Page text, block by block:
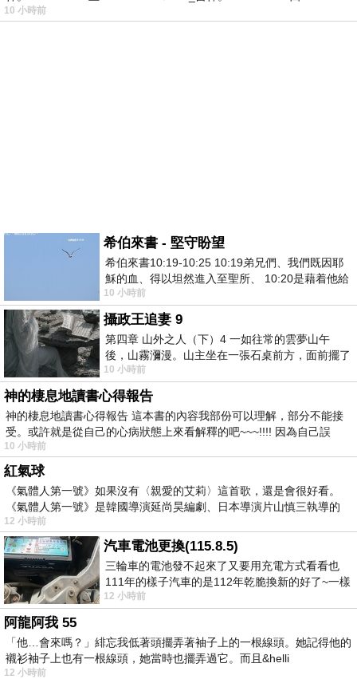
10 小時前
希伯來書 - 堅守盼望
希伯來書10:19-10:25 10:19弟兄們、我們既因耶
穌的血、得以坦然進入至聖所、 10:20是藉着他給
我們開了一條又新又活的路從幔子經過
10 小時前
攝政王追妻 9
第四章 山外之人（下）4 一如往常的雲夢山午
後，山霧瀰漫。山主坐在一張石桌前方，面前擺了
一盤未下完的棋盤，還有一壺茶與兩只冒
10 小時前
神的棲息地讀書心得報告
神的棲息地讀書心得報告 這本書的內容我部份可以理解，部分不能接
受。或許就是從自己的心病狀態上來看解釋的吧~~~!!!! 因為自己誤
10 小時前
紅氣球
《氣體人第一號》如果沒有〈親愛的艾莉〉這首歌，還是會很好看。
《氣體人第一號》是韓國導演延尚昊編劇、日本導演片山慎三執導的
12 小時前
汽車電池更換(115.8.5)
三輪車的電池發不起來了又要用充電方式看看也
111年的樣子汽車的是112年乾脆換新的好了~一樣
在阿炮電池買的漲了一百多塊吧
12 小時前
阿龍阿我 55
「他…會來嗎？」緋忘我低著頭擺弄著袖子上的一根線頭。她記得他的
襯衫袖子上也有一根線頭，她當時也擺弄過它。而且&helli
12 小時前